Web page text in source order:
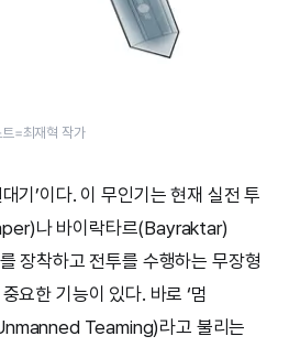
=최재혁 작가
기’이다. 이 무인기는 현재 실전 투
나 바이락타르(Bayraktar)
장착하고 전투를 수행하는 무장형
요한 기능이 있다. 바로 ‘멈
Teaming)라고 불리는